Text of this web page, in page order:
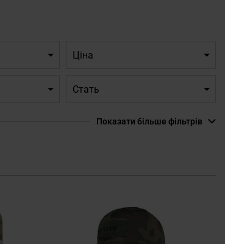
Ціна
Cтать
Показати більше фільтрів